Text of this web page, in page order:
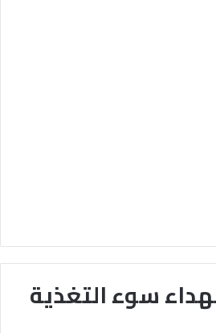
سوء التغذية